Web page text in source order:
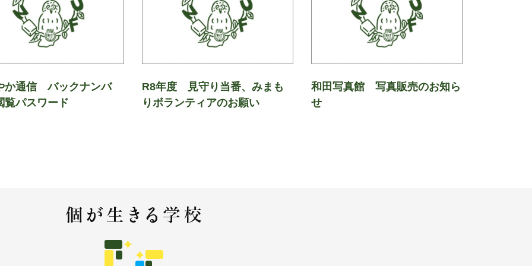
か通信 バックナンバ
パスワード
R8年度 見守り当番、みまも
りボランティアのお願い
和田写真館 写真販売のお知ら
せ